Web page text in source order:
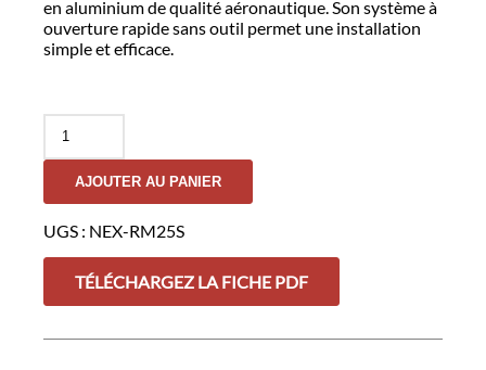
en aluminium de qualité aéronautique. Son système à
ouverture rapide sans outil permet une installation
simple et efficace.
quantité
Adaptateur
Picatinny
-
AJOUTER AU PANIER
UGS : NEX-RM25S
TÉLÉCHARGEZ LA FICHE PDF